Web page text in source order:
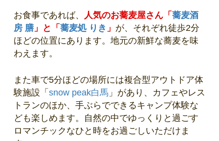
お食事であれば、 人気のお蕎麦屋さん「 蕎麦酒
房 膳」と「 蕎麦処 りき 」 が、それぞれ徒歩2分
ほどの位置にあります。地元の新鮮な蕎麦を味
わえます。
また車で5分ほどの場所には複合型アウトドア体
験施設「 snow peak白馬 」があり、カフェやレス
トランのほか、手ぶらでできるキャンプ体験な
ども楽しめます。自然の中でゆっくりと過ごす
ロマンチックなひと時をお過ごしいただけま